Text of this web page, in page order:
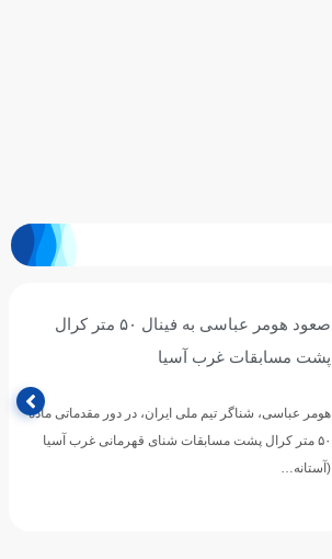
صعود هومر عباسی به فینال ۵۰ متر کرال
پشت مسابقات غرب آسیا
هومر عباسی، شناگر تیم ملی ایران، در دور مقدماتی ماده
۵۰ متر کرال پشت مسابقات شنای قهرمانی غرب آسیا
(آستانه…